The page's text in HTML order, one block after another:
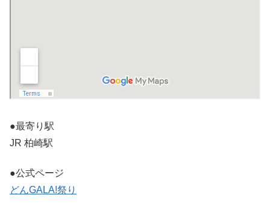
●最寄り駅
JR 柏崎駅
●公式ページ
どんGALA!祭り